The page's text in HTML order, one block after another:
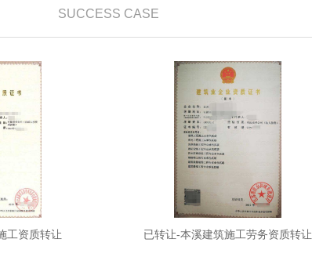
SUCCESS CASE
工资质转让 已转让-本溪建筑施工劳务资质转让